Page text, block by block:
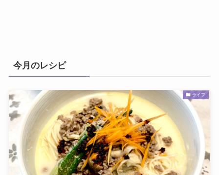
今月のレシピ
ライフ